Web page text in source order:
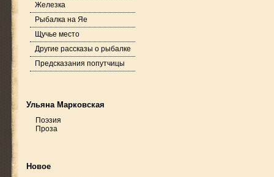
Железка
Рыбалка на Яе
Щучье место
Другие рассказы о рыбалке
Предсказания попутчицы
Ульяна Марковская
Поэзия
Проза
Новое